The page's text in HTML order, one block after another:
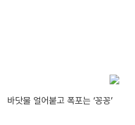
바닷물 얼어붙고 폭포는 ‘꽁꽁’